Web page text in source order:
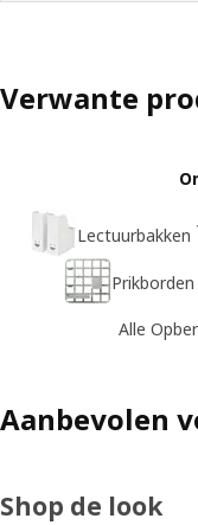
Verwante
Lectuurbakken
Alle
Aanbevolen
Shop de look